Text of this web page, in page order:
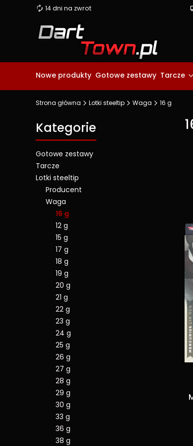
14 dni na zwrot
Nowe produkty Gotowe zestawy Tarcze
Strona główna Lotki steeltip Waga 16 g
Kategorie
Gotowe zestawy
Tarcze
Lotki steeltip
Producent
Waga
16 g
12 g
15 g
17 g
18 g
19 g
20 g
21 g
22 g
23 g
24 g
25 g
26 g
27 g
28 g
29 g
30 g
33 g
36 g
38 g